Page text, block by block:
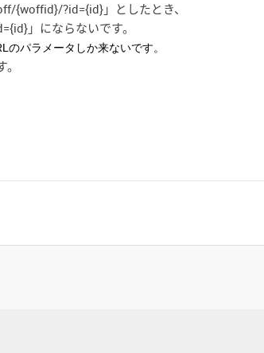
{woffid}/?id={id}」としたとき、
」にならないです。
のパラメータしか来ないです。